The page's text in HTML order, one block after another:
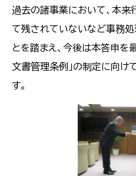
過去の諸事業において、本来
て残されていないなど事務
とを踏まえ、今後は本答申を
文書管理条例」の制定に向け
す。